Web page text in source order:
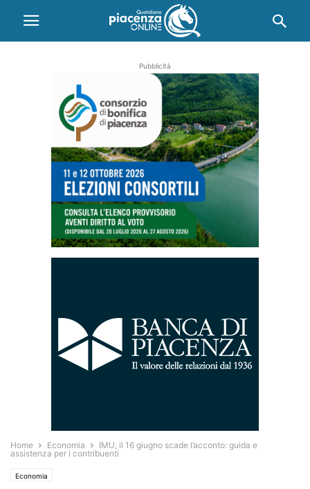
Pubblicità
Home Economia
IMU, il 16 giugno scade l’acconto: guida e
assistenza per i contribuenti
Economia